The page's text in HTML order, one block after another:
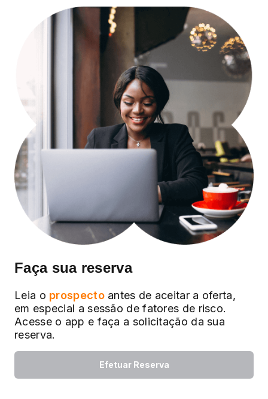
Faça sua reserva
Leia o prospecto antes de aceitar a oferta,
em especial a sessão de fatores de risco.
Acesse o app e faça a solicitação da sua
reserva.
Efetuar Reserva